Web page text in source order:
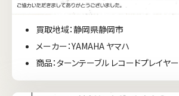
買取地域：静岡県静岡市
メーカー：YAMAHA ヤマハ
商品：ターンテーブル レコードプレイヤー